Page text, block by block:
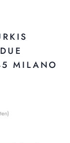
MILANO